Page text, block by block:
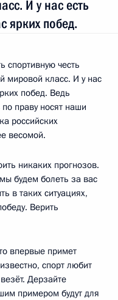
И у нас есть
ярких побед.
спортивную честь
мировой класс. И у нас
побед. Ведь
праву носят наши
российских
весомой.
никаких прогнозов.
будем болеть за вас
в таких ситуациях,
Верить
впервые примет
спорт любит
Дерзайте
примером будут для